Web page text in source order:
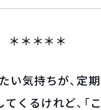
＊＊＊＊＊
気持ちが、定
くるけれど、